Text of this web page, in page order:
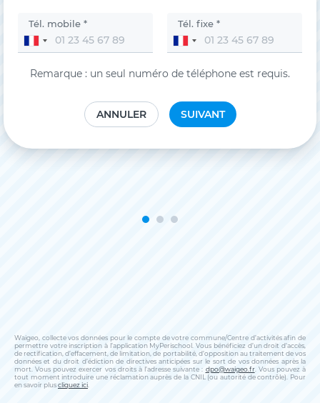
Tél. mobile * Tél. fixe *
Remarque : un seul numéro de téléphone est requis.
ANNULER SUIVANT
Waigeo, collecte vos données pour le compte de votre commune/Centre d’activités afin de
permettre votre inscription à l’application MyPerischool. Vous bénéficiez d’un droit d’accès,
de rectification, d’effacement, de limitation, de portabilité, d’opposition au traitement de vos
données et du droit d’édiction de directives anticipées sur le sort de vos données après la
mort. Vous pouvez exercer vos droits à l’adresse suivante : dpo@waigeo.fr. Vous pouvez à
tout moment introduire une réclamation auprès de la CNIL (ou autorité de contrôle). Pour
en savoir pluscliquez ici